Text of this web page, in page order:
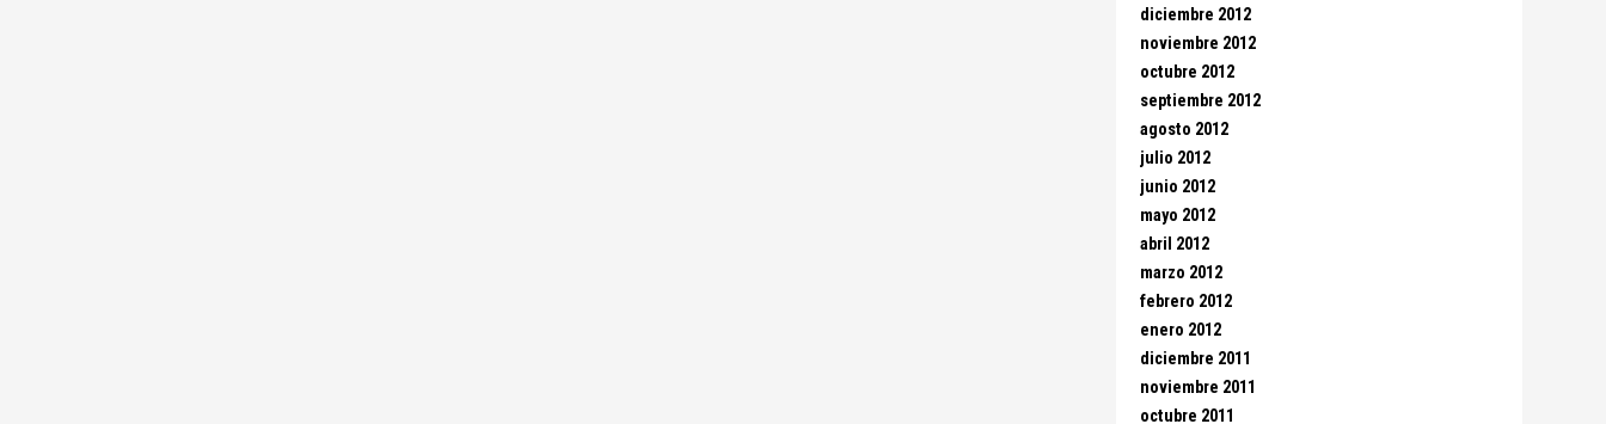
diciembre 2012
noviembre 2012
octubre 2012
septiembre 2012
agosto 2012
julio 2012
junio 2012
mayo 2012
abril 2012
marzo 2012
febrero 2012
enero 2012
diciembre 2011
noviembre 2011
octubre 2011